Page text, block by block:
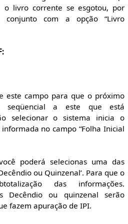
o livro corrente se esgotou, por
conjunto com a opção “Livro
este campo para que o próximo
seqüencial a este que está
selecionar o sistema inicia o
no campo “Folha Inicial
poderá selecionas uma das
ou Quinzenal’. Para que o
das informações.
Decêndio ou quinzenal serão
fazem apuração de IPI.